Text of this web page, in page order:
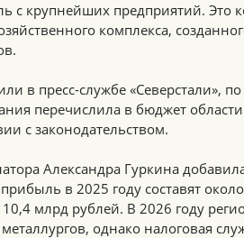
с крупнейших предприятий. Это
комплекса,
в пресс-службе «Северстали»,
перечислила в бюджет
с законодательством.
Александра Гуркина
в 2025 году составят
млрд рублей. В 2026 году
однако налоговая